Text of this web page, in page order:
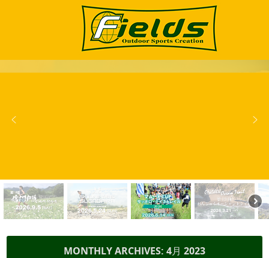
MONTHLY ARCHIVES: 4月 2023